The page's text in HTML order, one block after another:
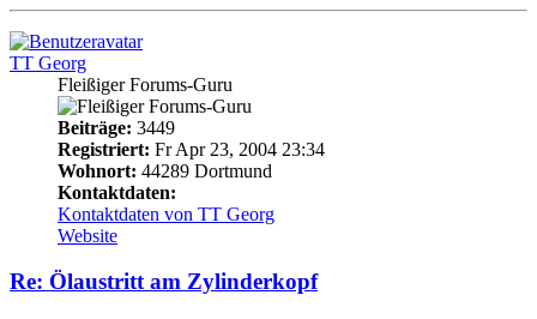
TT Georg
Fleißiger Forums-Guru
Beiträge: 3449
Registriert: Fr Apr 23, 2004 23:34
Wohnort: 44289 Dortmund
Kontaktdaten:
Kontaktdaten von TT Georg
Website
Re: Ölaustritt am Zylinderkopf